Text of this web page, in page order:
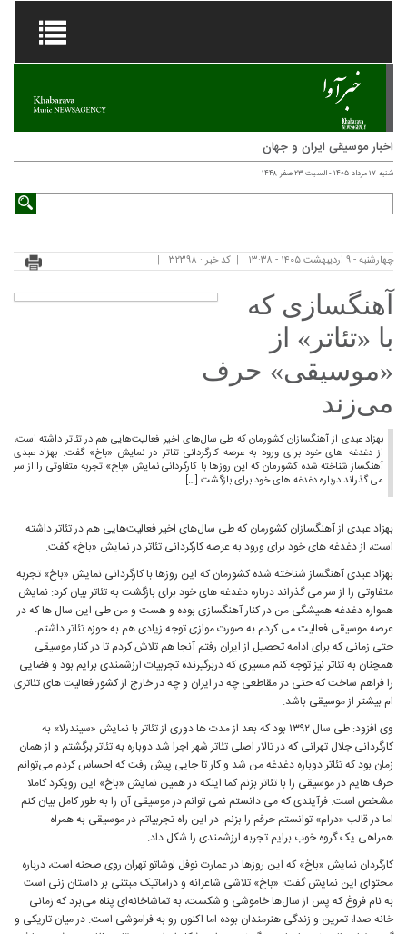
اخبار موسیقی ایران و جهان
شنبه ۱۷ مرداد ۱۴۰۵ - السبت ۲۳ صفر ۱۴۴۸
چهارشنبه - ۹ اردیبهشت ۱۴۰۵ - ۱۳:۳۸ کد خبر : ۳۲۳۹۸
آهنگسازی که
با «تئاتر» از
«موسیقی» حرف
می‌زند
بهزاد عبدی از آهنگسازان کشورمان که طی سال‌های اخیر فعالیت‌هایی هم در تئاتر داشته است،
از دغدغه های خود برای ورود به عرصه کارگردانی تئاتر در نمایش «باخ» گفت. بهزاد عبدی
آهنگساز شناخته شده کشورمان که این روزها با کارگردانی نمایش «باخ» تجربه متفاوتی را از سر
می گذراند درباره دغدغه های خود برای بازگشت […]
بهزاد عبدی از آهنگسازان کشورمان که طی سال‌های اخیر فعالیت‌هایی هم در تئاتر داشته
است، از دغدغه های خود برای ورود به عرصه کارگردانی تئاتر در نمایش «باخ» گفت.
بهزاد عبدی آهنگساز شناخته شده کشورمان که این روزها با کارگردانی نمایش «باخ» تجربه
متفاوتی را از سر می گذراند درباره دغدغه های خود برای بازگشت به تئاتر بیان کرد: نمایش
همواره دغدغه همیشگی من در کنار آهنگسازی بوده و هست و من طی این سال ها که در
عرصه موسیقی فعالیت می کردم به صورت موازی توجه زیادی هم به حوزه تئاتر داشتم.
حتی زمانی که برای ادامه تحصیل از ایران رفتم آنجا هم تلاش کردم تا در کنار موسیقی
همچنان به تئاتر نیز توجه کنم مسیری که دربرگیرنده تجربیات ارزشمندی برایم بود و فضایی
را فراهم ساخت که حتی در مقاطعی چه در ایران و چه در خارج از کشور فعالیت های تئاتری
ام بیشتر از موسیقی باشد.
وی افزود: طی سال ۱۳۹۲ بود که بعد از مدت ها دوری از تئاتر با نمایش «سیندرلا» به
کارگردانی جلال تهرانی که در تالار اصلی تئاتر شهر اجرا شد دوباره به تئاتر برگشتم و از همان
زمان بود که تئاتر دوباره دغدغه من شد و کار تا جایی پیش رفت که احساس کردم می‌توانم
حرف هایم در موسیقی را با تئاتر بزنم کما اینکه در همین نمایش «باخ» این رویکرد کاملا
مشخص است. فرآیندی که می دانستم نمی توانم در موسیقی آن را به طور کامل بیان کنم
اما در قالب «درام» توانستم حرفم را بزنم. در این راه تجربیاتم در موسیقی به همراه
همراهی یک گروه خوب برایم تجربه ارزشمندی را شکل داد.
کارگردان نمایش «باخ» که این روزها در عمارت نوفل لوشاتو تهران روی صحنه است، درباره
محتوای این نمایش گفت: «باخ» تلاشی شاعرانه و دراماتیک مبتنی بر داستان زنی است
به نام فروغ که پس از سال‌ها خاموشی و شکست، به تماشاخانه‌ای پناه می‌برد که زمانی
خانه‌ صدا، تمرین و زندگی هنرمندان بوده اما اکنون رو به فراموشی است. در میان تاریکی و